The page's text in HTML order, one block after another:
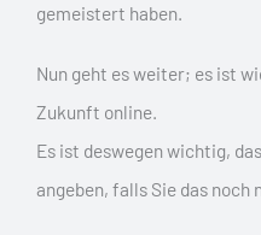
gemeistert haben.
Nun geht es weiter; es ist
Zukunft online.
Es ist deswegen wichtig,
angeben, falls Sie das noch